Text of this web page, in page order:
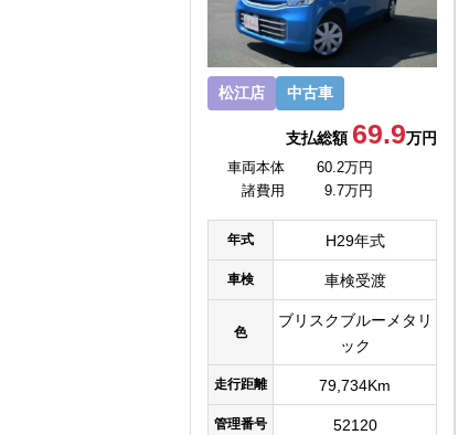
松江店 中古車
支払総額 69.9万円
車両本体
60.2万円
諸費用
9.7万円
年式 H29年式
車検 車検受渡
色
ブリスクブルーメタリ
ック
走行距離 79,734Km
管理番号 52120